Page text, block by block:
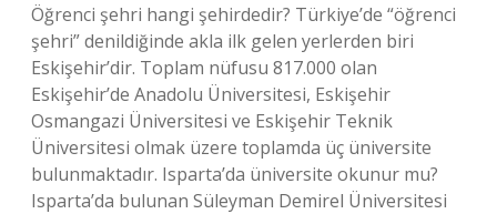
Öğrenci şehri hangi şehirdedir? Türkiye’de “öğrenci
şehri” denildiğinde akla ilk gelen yerlerden biri
Eskişehir’dir. Toplam nüfusu 817.000 olan
Eskişehir’de Anadolu Üniversitesi, Eskişehir
Osmangazi Üniversitesi ve Eskişehir Teknik
Üniversitesi olmak üzere toplamda üç üniversite
bulunmaktadır. Isparta’da üniversite okunur mu?
Isparta’da bulunan Süleyman Demirel Üniversitesi